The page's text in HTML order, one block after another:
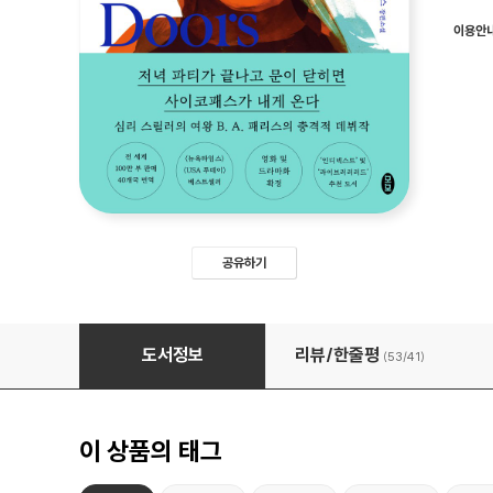
공유하기
이용안
비하인드 도어
도서정보 리뷰/한줄평 (53/41)
이 상품의 태그